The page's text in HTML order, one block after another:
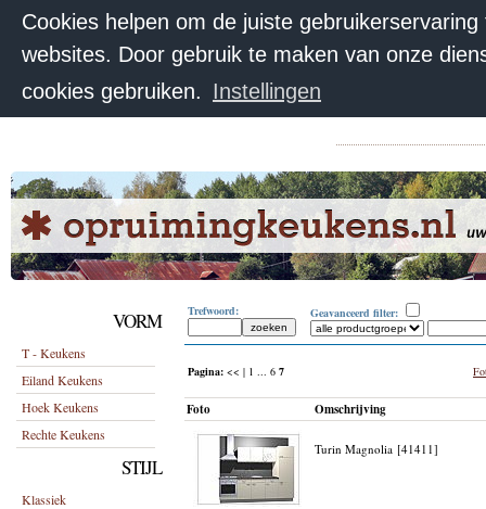
Cookies helpen om de juiste
websites. Door gebruik te maken van onze
cookies gebruiken. Instellingen
VORM
T - Keukens
Eiland Keukens
Hoek Keukens
Rechte Keukens
STIJL
Klassiek
Trefwoord: Geavanceerd filter:
Pagina: << | 1 ... 6 7
Foto Omschrijving
Turin Magnolia [41411]